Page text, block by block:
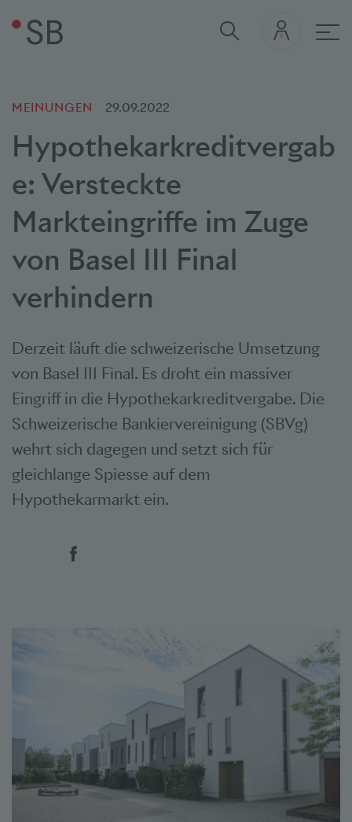
MEINUNGEN 29.09.2022
Hypothekarkreditvergab
e: Versteckte
Markteingriffe im Zuge
von Basel III Final
verhindern
Derzeit läuft die schweizerische Umsetzung
von Basel III Final. Es droht ein massiver
Eingriff in die Hypothekarkreditvergabe. Die
Schweizerische Bankiervereinigung (SBVg)
wehrt sich dagegen und setzt sich für
gleichlange Spiesse auf dem
Hypothekarmarkt ein.
Social Bookmarks